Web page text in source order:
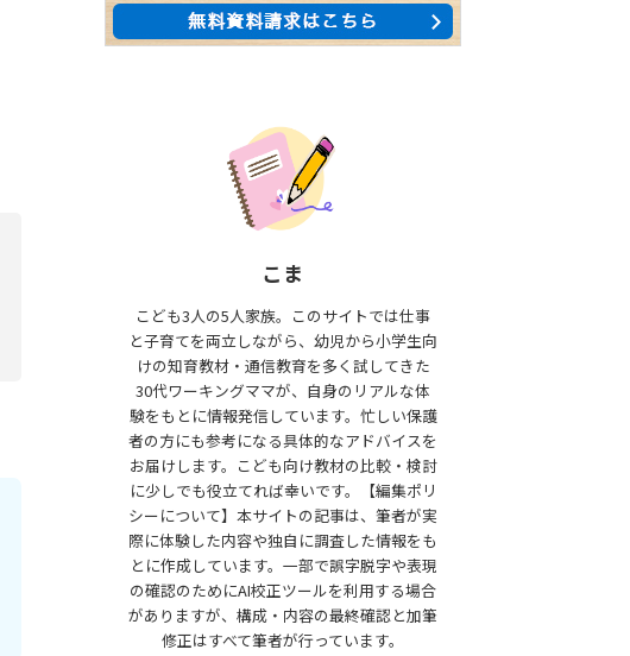
こま
こども3人の5人家族。このサイトでは仕事
と子育てを両立しながら、幼児から小学生向
けの知育教材・通信教育を多く試してきた
30代ワーキングママが、自身のリアルな体
験をもとに情報発信しています。忙しい保護
者の方にも参考になる具体的なアドバイスを
お届けします。こども向け教材の比較・検討
に少しでも役立てれば幸いです。【編集ポリ
シーについて】本サイトの記事は、筆者が実
際に体験した内容や独自に調査した情報をも
とに作成しています。一部で誤字脱字や表現
の確認のためにAI校正ツールを利用する場合
がありますが、構成・内容の最終確認と加筆
修正はすべて筆者が行っています。